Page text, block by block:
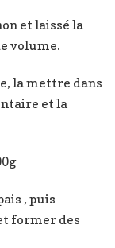
et laissé la
volume.
la mettre dans
et la
, puis
former des